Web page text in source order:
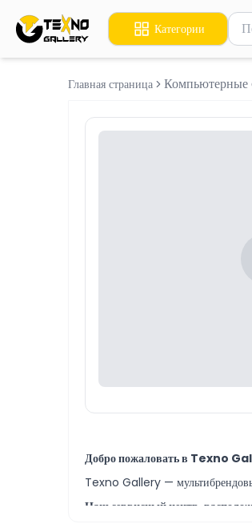
Категории
Главная страница Компьютерные
Добро пожаловать в Texno
Texno Gallery —
Наш сервисный центр,